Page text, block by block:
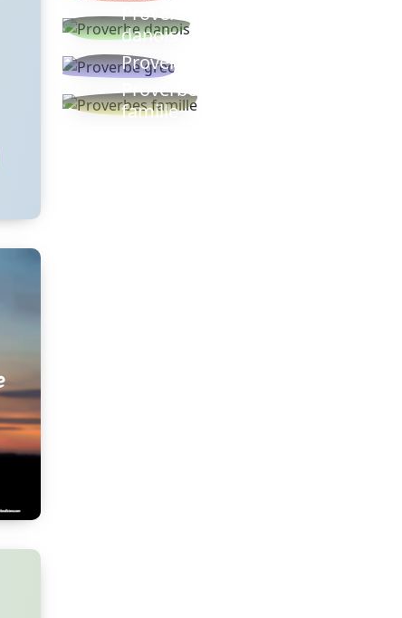
Proverbe
danois
Proverbe grec
Proverbes
famille